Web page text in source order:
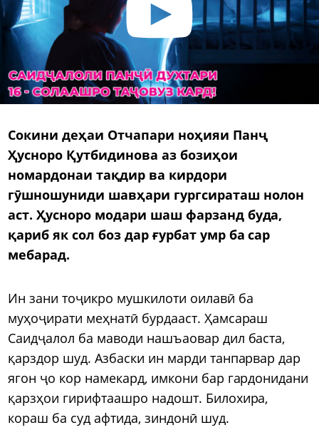
Сокини деҳаи Отчапари ноҳияи Панҷ
Ҳусноро Қутбидинова аз бозиҳои
номардонаи тақдир ва кирдори
гӯшношуниди шавҳари гургсираташ нолон
аст. Ҳусноро модари шаш фарзанд буда,
қариб як сол боз дар ғурбат умр ба сар
мебарад.
Ин зани тоҷикро мушкилоти оилавӣ ба
муҳоҷирати меҳнатӣ бурдааст. Ҳамсараш
Саидҷалол ба маводи нашъаовар дил баста,
қарздор шуд. Азбаски ин марди танпарвар дар
ягон ҷо кор намекард, имкони бар гардонидани
қарзҳои гирифтаашро надошт. Билохира,
кораш ба суд афтида, зиндонӣ шуд.